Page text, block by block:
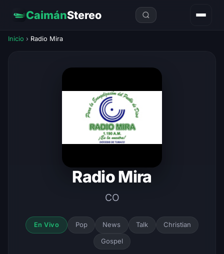
CaimánStereo
Inicio › Radio Mira
Radio Mira
CO
En Vivo Pop News Talk Christian
Gospel